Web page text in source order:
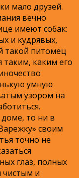
мало друзей.
вечно
имеют собак:
и кудрявых,
такой питомец
таким, каким его
умную
узором на
то ни в
своим
точно не
глаз, полных
чистым и